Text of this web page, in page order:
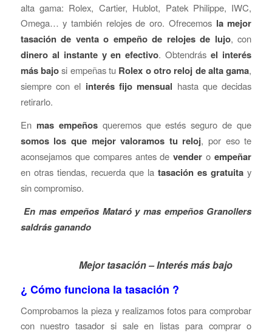
alta gama: Rolex, Cartier, Hublot, Patek Philippe, IWC,
Omega… y también relojes de oro. Ofrecemos la mejor
tasación de venta o empeño de relojes de lujo, con
dinero al instante y en efectivo. Obtendrásel interés
más bajosi empeñas tu Rolex o otro reloj de alta gama,
siempre con el interés fijo mensual hasta que decidas
retirarlo.
En mas empeñosqueremos que estés seguro de que
somos los que mejor valoramos tu reloj, por eso te
aconsejamos que compares antes devender oempeñar
en otras tiendas, recuerda que latasación es gratuita y
sin compromiso.
En mas empeños Mataró y mas empeños Granollers
saldrás ganando
Mejor tasación – Interés más bajo
¿ Cómo funciona la tasación ?
Comprobamos la pieza y realizamos fotos para comprobar
con nuestro tasador si sale en listas para comprar o